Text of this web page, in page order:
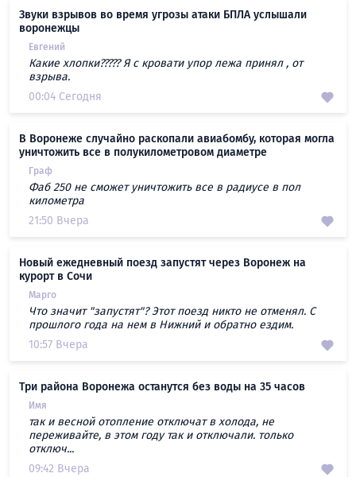
Звуки взрывов во время угрозы атаки БПЛА услышали
воронежцы
Евгений
Какие хлопки????? Я с кровати упор лежа принял , от
взрыва.
00:04 Сегодня
В Воронеже случайно раскопали авиабомбу, которая могла
уничтожить все в полукилометровом диаметре
Граф
Фаб 250 не сможет уничтожить все в радиусе в пол
километра
21:50 Вчера
Новый ежедневный поезд запустят через Воронеж на
курорт в Сочи
Марго
Что значит "запустят"? Этот поезд никто не отменял. С
прошлого года на нем в Нижний и обратно ездим.
10:57 Вчера
Три района Воронежа останутся без воды на 35 часов
Имя
так и весной отопление отключат в холода, не
переживайте, в этом году так и отключали. только
отключ...
09:42 Вчера